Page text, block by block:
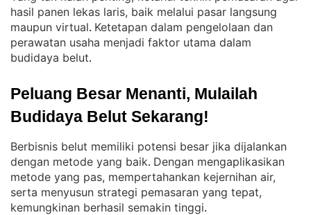
hasil panen lekas laris, baik melalui pasar langsung
maupun virtual. Ketetapan dalam pengelolaan dan
perawatan usaha menjadi faktor utama dalam
budidaya belut.
Peluang Besar Menanti, Mulailah
Budidaya Belut Sekarang!
Berbisnis belut memiliki potensi besar jika dijalankan
dengan metode yang baik. Dengan mengaplikasikan
metode yang pas, mempertahankan kejernihan air,
serta menyusun strategi pemasaran yang tepat,
kemungkinan berhasil semakin tinggi.